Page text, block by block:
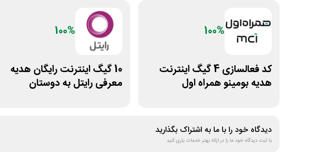
100%
کد فعالسازی 4 گیگ اینترنت
هدیه بومینو همراه اول
100%
10 گیگ اینترنت رایگان هدیه
معرفی رایتل به دوستان
دیدگاه خود را با ما به اشتراک بگذارید
با ثبت دیدگاه خود ما را در ارائه بهتر خدمات یاری کنید